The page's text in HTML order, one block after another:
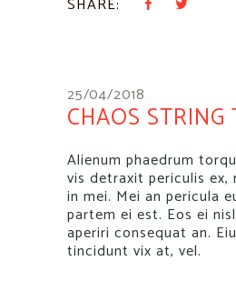
SHARE:
25/04/2018
CHAOS STRING
Alienum phaedrum
vis detraxit periculis ex,
in mei. Mei an pericula
partem ei est. Eos ei
aperiri consequat an.
tincidunt vix at, vel.